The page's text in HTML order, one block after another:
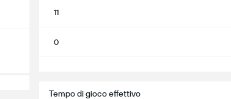
11
0
Tempo di gioco effettivo